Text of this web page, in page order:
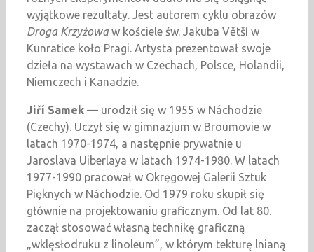
wyjątkowe rezultaty. Jest autorem cyklu obrazów
Droga Krzyżowaw kościele św. Jakuba Větší w
Kunratice koło Pragi. Artysta prezentował swoje
dzieła na wystawach w Czechach, Polsce, Holandii,
Niemczech i Kanadzie.
Jiří Samek — urodził się w 1955 w Náchodzie
(Czechy). Uczył się w gimnazjum w Broumovie w
latach 1970-1974, a następnie prywatnie u
Jaroslava Uiberlaya w latach 1974-1980. W latach
1977-1990 pracował w Okręgowej Galerii Sztuk
Pięknych w Náchodzie. Od 1979 roku skupił się
głównie na projektowaniu graficznym. Od lat 80.
zaczął stosować własną technikę graficzną
„wklęsłodruku z linoleum”, w którym tekturę lnianą